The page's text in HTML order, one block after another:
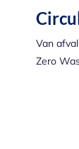
Van
Zero